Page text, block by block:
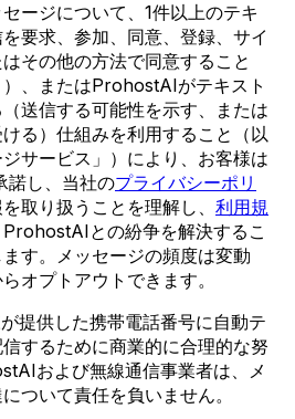
ージについて、1件以上のテキ
要求、参加、同意、登録、サイ
その他の方法で同意すること
）、またはProhostAIがテキスト
送信する可能性を示す、または
る）仕組みを利用すること（以
サービス」）により、お客様は
諾し、当社のプライバシーポリ
取り扱うことを理解し、 利用規
との紛争を解決するこ
す。メッセージの頻度は変動
オプトアウトできます。
提供した携帯電話番号に自動テ
するために商業的に合理的な努
および無線通信事業者は、メ
ついて責任を負いません。